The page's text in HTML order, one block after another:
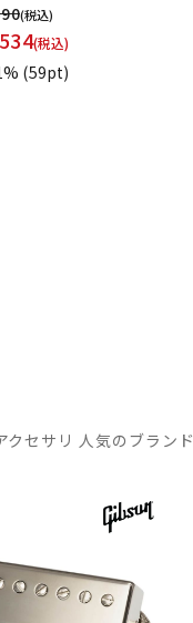
(税込)
(税込)
(59pt)
クセサリ 人気のブランド